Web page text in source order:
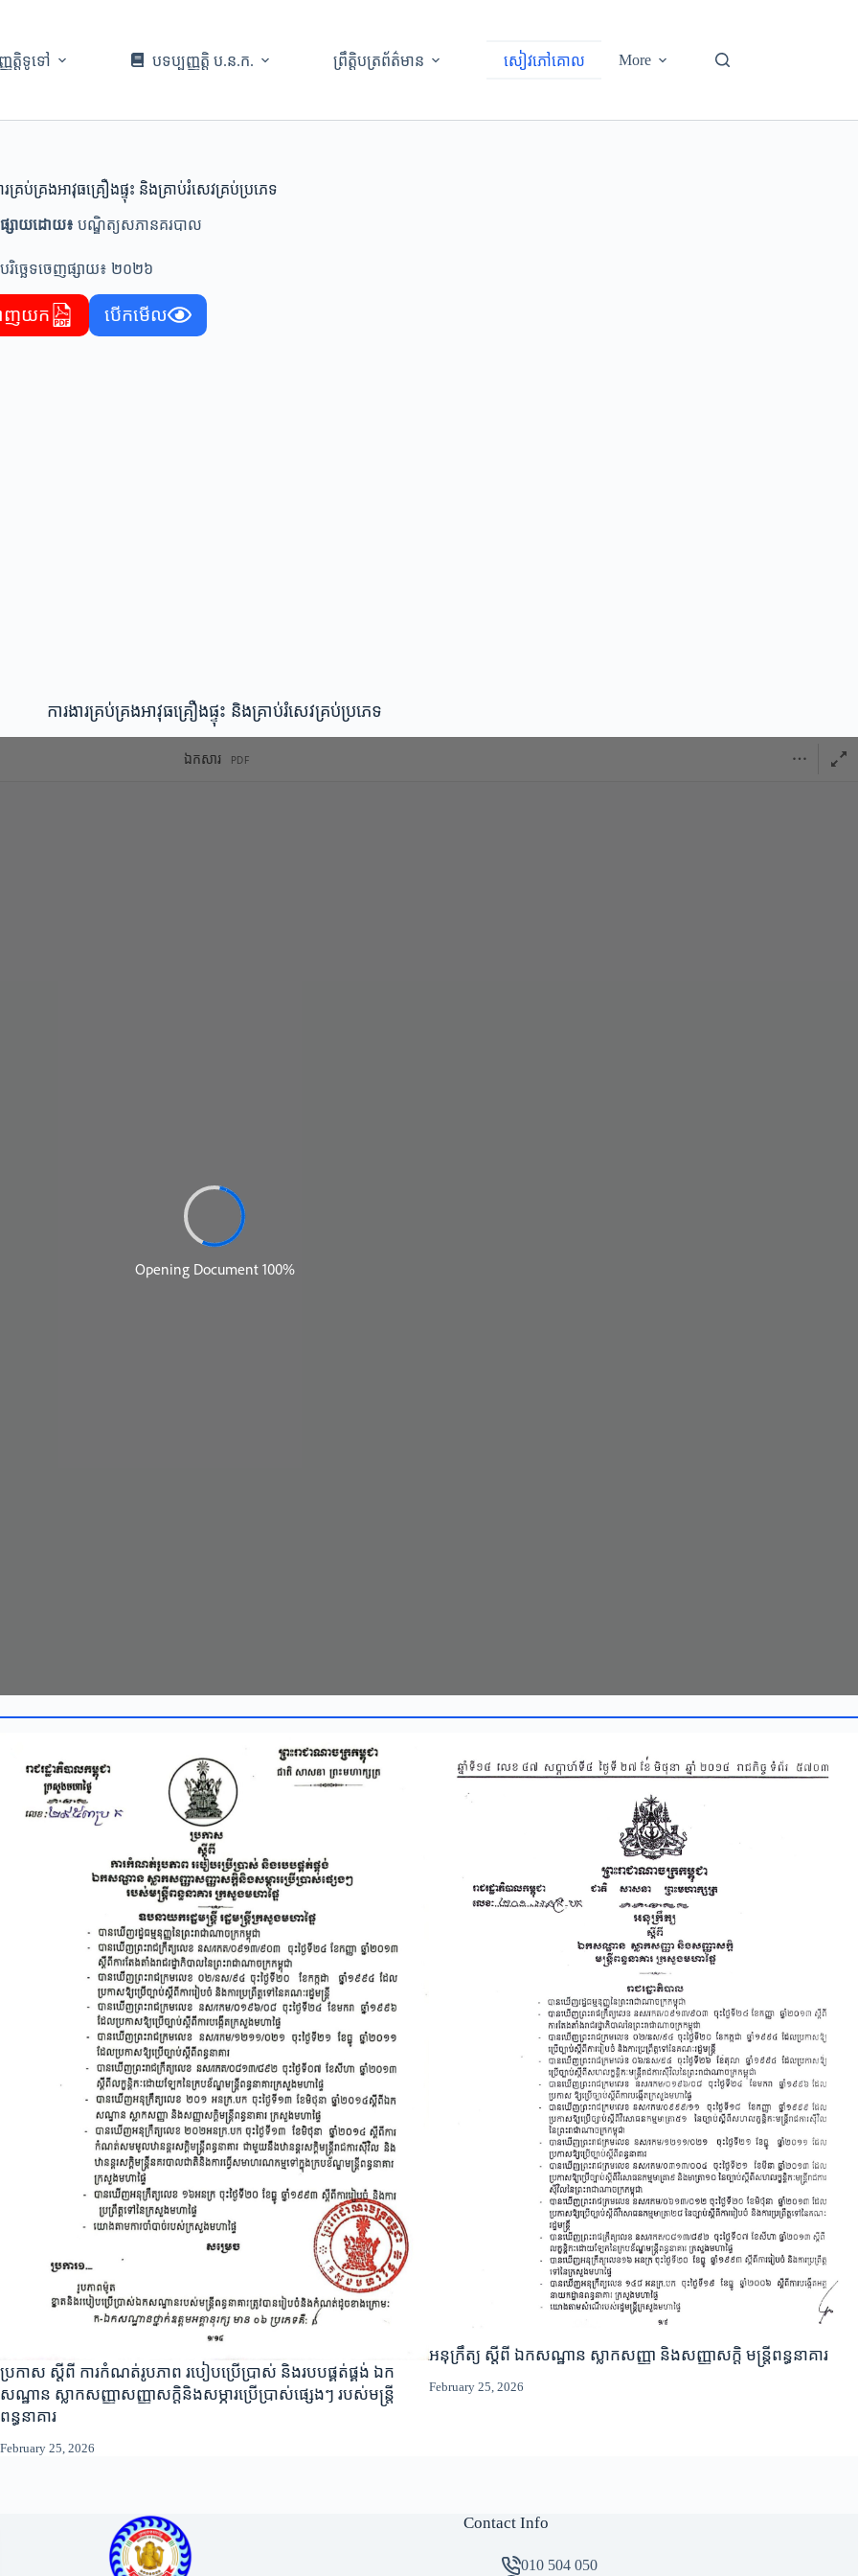
ញត្តិទូទៅ បទប្បញ្ញត្តិ ប.ន.ក. ព្រឹត្តិបត្រព័ត៌មាន សៀវភៅគោល More
រគ្រប់គ្រងអាវុធគ្រឿងផ្ទុះ និងគ្រាប់រំសេវគ្រប់ប្រភេទ
សាយដោយ៖ បណ្ឌិត្យសភានគរបាល
រិច្ឆេទចេញផ្សាយ៖ ២០២៦
ញយក បើកមើល
ការងារគ្រប់គ្រងអាវុធគ្រឿងផ្ទុះ និងគ្រាប់រំសេវគ្រប់ប្រភេទ
ប្រកាស ស្តីពី ការកំណត់រូបភាព របៀបប្រើប្រាស់ និងរបបផ្គត់ផ្គង់ ឯក
សណ្ឋាន ស្លាកសញ្ញាសញ្ញាសក្តិនិងសម្ភារប្រើប្រាស់ផ្សេងៗ របស់មន្ត្រី
ពន្ធនាគារ
February 25, 2026
អនុក្រឹត្យ ស្តីពី ឯកសណ្ឋាន ស្លាកសញ្ញា និងសញ្ញាសក្តិ មន្ត្រីពន្ធនាគារ
February 25, 2026
Contact Info
010 504 050